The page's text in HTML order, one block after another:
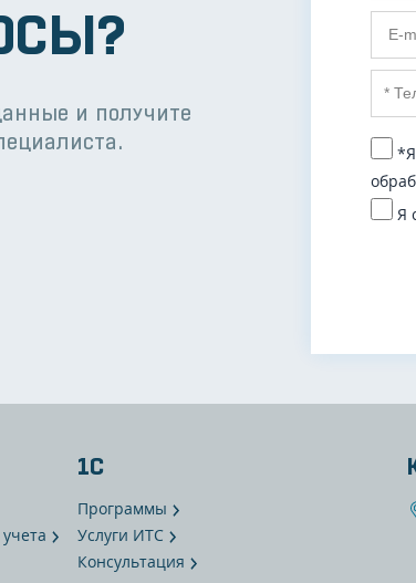
и получите
Я
1С
Программы
Услуги ИТС
Консультация